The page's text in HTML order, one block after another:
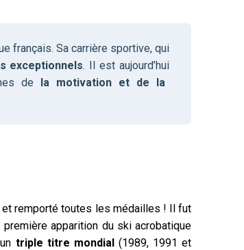
français. Sa carrière sportive, qui
exceptionnels. Il est aujourd’hui
de la motivation et de la
et remporté toutes les médailles ! Il fut
apparition du ski acrobatique
triple titre mondial (1989, 1991 et